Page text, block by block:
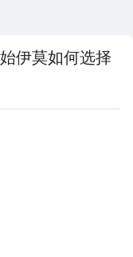
伊莫如何选择